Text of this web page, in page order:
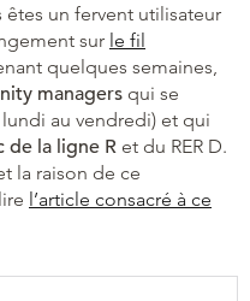
êtes un fervent utilisateur
sur le fil
quelques semaines,
managers qui se
au vendredi) et qui
de la ligne R et du RER D.
la raison de ce
l’article consacré à ce